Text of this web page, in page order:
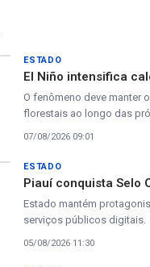
ESTADO
El Niño intensifica
O fenômeno deve manter
florestais ao longo das
07/08/2026 09:01
ESTADO
Piauí conquista Selo
Estado mantém
serviços públicos digitais.
05/08/2026 11:30